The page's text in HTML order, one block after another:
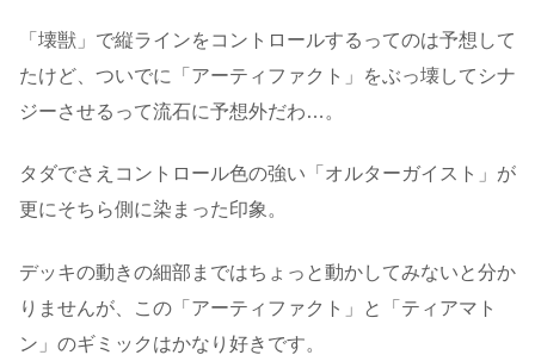
「壊獣」で縦ラインをコントロールするってのは予想して
たけど、ついでに「アーティファクト」をぶっ壊してシナ
ジーさせるって流石に予想外だわ…。
タダでさえコントロール色の強い「オルターガイスト」が
更にそちら側に染まった印象。
デッキの動きの細部まではちょっと動かしてみないと分か
りませんが、この「アーティファクト」と「ティアマト
ン」のギミックはかなり好きです。